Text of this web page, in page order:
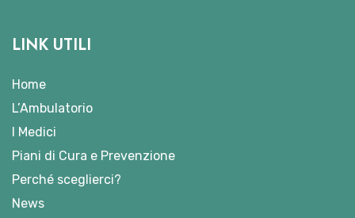
LINK UTILI
Home
L’Ambulatorio
I Medici
Piani di Cura e Prevenzione
Perché sceglierci?
News